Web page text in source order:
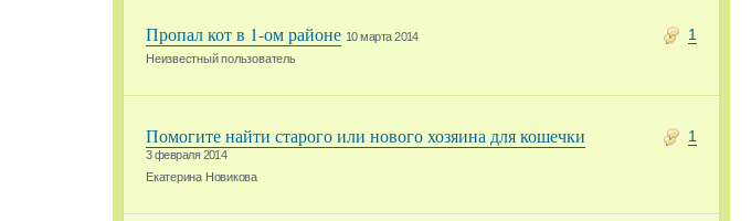
1
Пропал кот в 1-ом районе 10 марта 2014
Неизвестный пользователь
1
Помогите найти старого или нового хозяина для кошечки
3 февраля 2014
Екатерина Новикова